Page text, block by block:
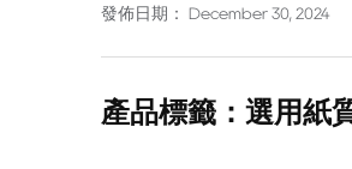
發佈日期： December 30, 2024
產品標籤：選用紙